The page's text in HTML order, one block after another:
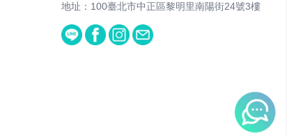
地址：100臺北市中正區黎明里南陽街24號3樓